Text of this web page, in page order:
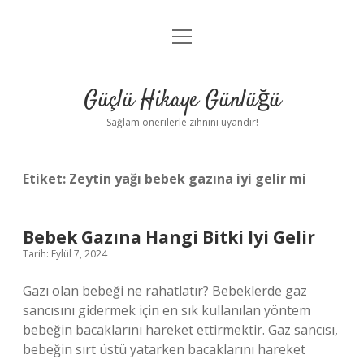
Anasayfa
Yasal Uyarı
menüyü
Güçlü Hikaye Günlüğü
Sağlam önerilerle zihnini uyandır!
Etiket: Zeytin yağı bebek gazına iyi gelir mi
Bebek Gazına Hangi Bitki Iyi Gelir
Tarih: Eylül 7, 2024
Gazı olan bebeği ne rahatlatır? Bebeklerde gaz
sancısını gidermek için en sık kullanılan yöntem
bebeğin bacaklarını hareket ettirmektir. Gaz sancısı,
bebeğin sırt üstü yatarken bacaklarını hareket